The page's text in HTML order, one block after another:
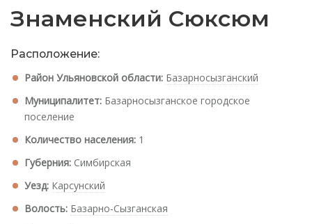
Знаменский Сюксюм
Расположение:
Район Ульяновской области: Базарносызганский
Муниципалитет: Базарносызганское городское
поселение
Количество населения: 1
Губерния: Симбирская
Уезд: Карсунский
Волость: Базарно-Сызганская